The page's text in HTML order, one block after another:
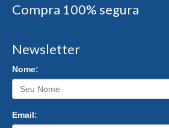
Compra 100% segura
Newsletter
Nome:
Email: